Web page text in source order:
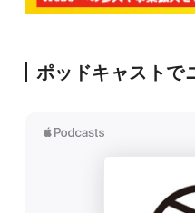
ポッドキャストで